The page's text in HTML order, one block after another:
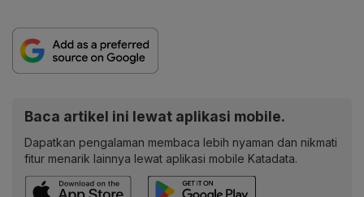
Baca artikel ini lewat aplikasi mobile.
Dapatkan pengalaman membaca lebih nyaman dan nikmati
fitur menarik lainnya lewat aplikasi mobile Katadata.